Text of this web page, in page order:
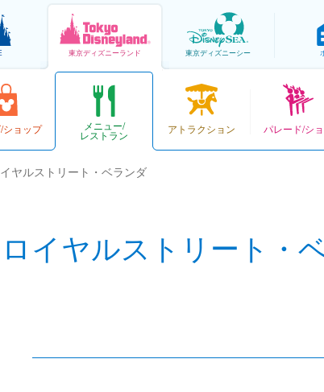
東京ディズニーランド 東京ディズニーシー
ショップ メニュー/
レストラン アトラクション パレード/シ
ヤルストリート・ベランダ
ロイヤルストリート・